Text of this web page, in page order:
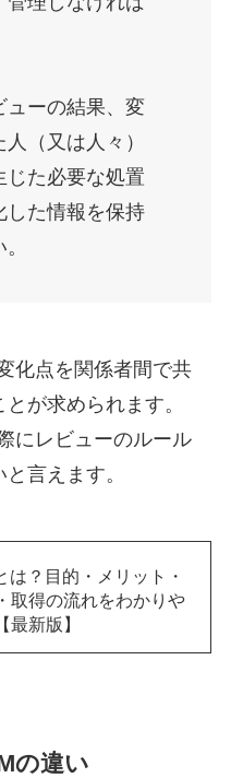
ューの結果、変
（又は人々）
じた必要な処置
した情報を保持
化点を関係者間で共
が求められます。
にレビューのルール
言えます。
は？目的・メリット・
取得の流れをわかりや
最新版】
の違い